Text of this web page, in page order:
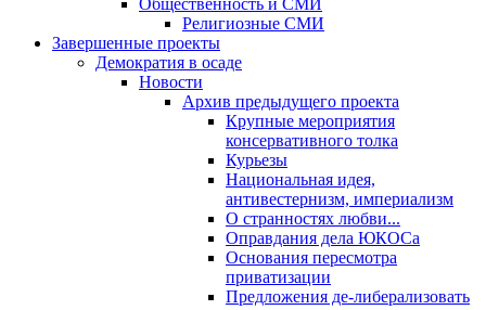
Общественность и СМИ
Религиозные СМИ
Завершенные проекты
Демократия в осаде
Новости
Архив предыдущего проекта
Крупные мероприятия
консервативного толка
Курьезы
Национальная идея,
антивестернизм, империализм
О странностях любви...
Оправдания дела ЮКОСа
Основания пересмотра
приватизации
Предложения де-либерализовать